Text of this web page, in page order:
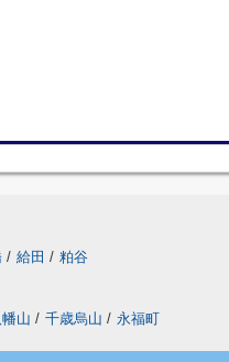
/ 給田 / 粕谷
幡山 / 千歳烏山 / 永福町